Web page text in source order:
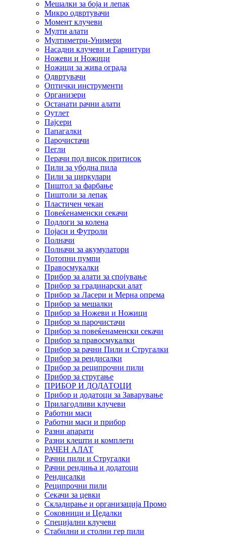
Мешалки за боја и лепак
Микро одвртувачи
Момент клучеви
Мулти алати
Мултиметри-Унимери
Насадни клучеви и Гарнитури
Ножеви и Ножици
Ножици за жива ограда
Одвртувачи
Оптички инструменти
Организери
Останати рачни алати
Оутлет
Пајсери
Папагалки
Парочистачи
Пегли
Перачи под висок притисок
Пили за убодна пила
Пили за циркулари
Пиштол за фарбање
Пиштоли за лепак
Пластичен чекан
Повеќенаменски секачи
Подлоги за колена
Појаси и Футроли
Полначи
Полначи за акумулатори
Потопни пумпи
Правосмукалки
Прибор за алати за спојување
Прибор за градинарски алат
Прибор за Ласери и Мерна опрема
Прибор за мешалки
Прибор за Ножеви и Ножици
Прибор за парочистачи
Прибор за повеќенаменски секачи
Прибор за правосмукалки
Прибор за рачни Пили и Стругалки
Прибор за рендисалки
Прибор за реципрочни пили
Прибор за стругање
ПРИБОР И ДОДАТОЦИ
Прибор и додатоци за Заварување
Прилагодливи клучеви
Работни маси
Работни маси и прибор
Разни апарати
Разни клешти и комплети
РАЧЕН АЛАТ
Рачни пили и Стругалки
Рачни рендиња и додатоци
Рендисалки
Реципрочни пили
Секачи за цевки
Складирање и организација Промо
Соковници и Цедалки
Специјални клучеви
Стабилни и столни гер пили